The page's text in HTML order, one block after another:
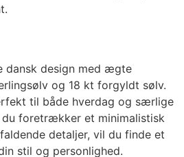
dansk design med ægte
og 18 kt forgyldt sølv.
til både hverdag og særlige
du foretrækker et minimalistisk
detaljer, vil du finde et
stil og personlighed.